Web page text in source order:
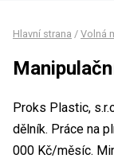
Hlavní strana / Volná
Proks Plastic,
dělník. Práce na
000 Kč/měsíc.